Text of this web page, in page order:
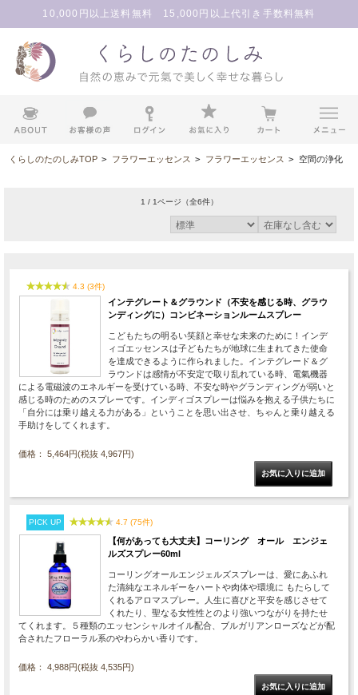
10,000円以上送料無料 15,000円以上代引き手数料無料
くらしのたのしみTOP > フラワーエッセンス > フラワーエッセンス > 空間の浄化
1 / 1ページ （全6件）
4.3 (3件)
インテグレート＆グラウンド（不安を感じる時、グラウ
ンディングに）コンビネーションルームスプレー
こどもたちの明るい笑顔と幸せな未来のために！インデ
ィゴエッセンスは子どもたちが地球に生まれてきた使命
を達成できるように作られました。インテグレード＆グ
ラウンドは感情が不安定で取り乱れている時、電氣機器
による電磁波のエネルギーを受けている時、不安な時やグランディングが弱いと
感じる時のためのスプレーです。インディゴスプレーは悩みを抱える子供たちに
「自分には乗り越える力がある」ということを思い出させ、ちゃんと乗り越える
手助けをしてくれます。
価格： 5,464円(税抜 4,967円)
PICK UP 4.7 (75件)
【何があっても大丈夫】コーリング オール エンジェ
ルズスプレー60ml
コーリングオールエンジェルズスプレーは、愛にあふれ
た清純なエネルギーをハートや肉体や環境に もたらして
くれるアロマスプレー。人生に喜びと平安を感じさせて
くれたり、聖なる女性性とのより強いつながりを持たせ
てくれます。５種類のエッセンシャルオイル配合、ブルガリアンローズなどが配
合されたフローラル系のやわらかい香りです。
価格： 4,988円(税抜 4,535円)